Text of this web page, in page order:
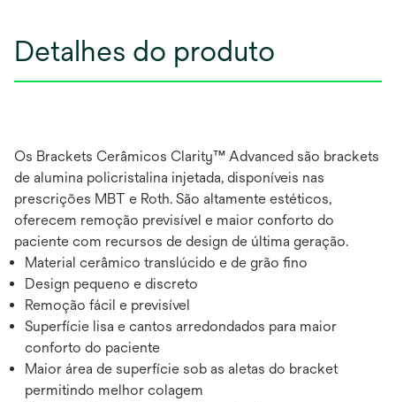
Detalhes do produto
Os Brackets Cerâmicos Clarity™ Advanced são brackets
de alumina policristalina injetada, disponíveis nas
prescrições MBT e Roth. São altamente estéticos,
oferecem remoção previsível e maior conforto do
paciente com recursos de design de última geração.
Material cerâmico translúcido e de grão fino
Design pequeno e discreto
Remoção fácil e previsível
Superfície lisa e cantos arredondados para maior
conforto do paciente
Maior área de superfície sob as aletas do bracket
permitindo melhor colagem